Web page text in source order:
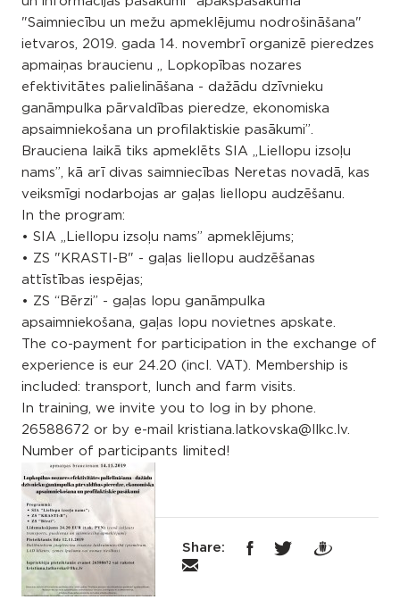
"Saimniecību un mežu apmeklējumu nodrošināšana"
ietvaros, 2019. gada 14. novembrī organizē pieredzes
apmaiņas braucienu „ Lopkopības nozares
efektivitātes palielināšana - dažādu dzīvnieku
ganāmpulka pārvaldības pieredze, ekonomiska
apsaimniekošana un profilaktiskie pasākumi”.
Brauciena laikā tiks apmeklēts SIA „Liellopu izsoļu
nams”, kā arī divas saimniecības Neretas novadā, kas
veiksmīgi nodarbojas ar gaļas liellopu audzēšanu.
In the program:
• SIA „Liellopu izsoļu nams” apmeklējums;
• ZS "KRASTI-B" - gaļas liellopu audzēšanas
attīstības iespējas;
• ZS “Bērzi” - gaļas lopu ganāmpulka
apsaimniekošana, gaļas lopu novietnes apskate.
The co-payment for participation in the exchange of
experience is eur 24.20 (incl. VAT). Membership is
included: transport, lunch and farm visits.
In training, we invite you to log in by phone.
26588672 or by e-mail kristiana.latkovska@llkc.lv.
Number of participants limited!
Share: